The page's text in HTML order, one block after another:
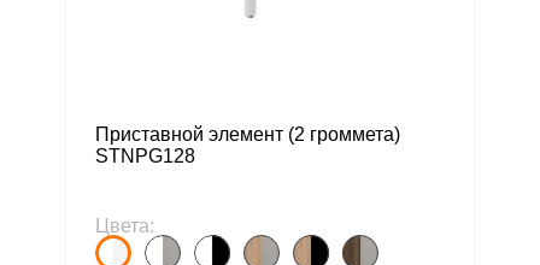
Приставной элемент (2 громмета)
STNPG128
Цвета: